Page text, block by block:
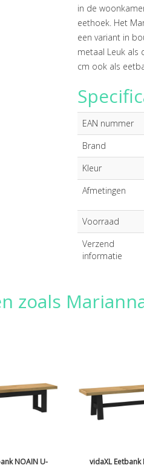
in de
eethoek. Het
een variant in
metaal Leuk als
cm ook als
EAN nummer
Brand
Kleur
Afmetingen
Voorraad
Verzend
informatie
zoals
NOAIN U-
vidaXL Eetbank